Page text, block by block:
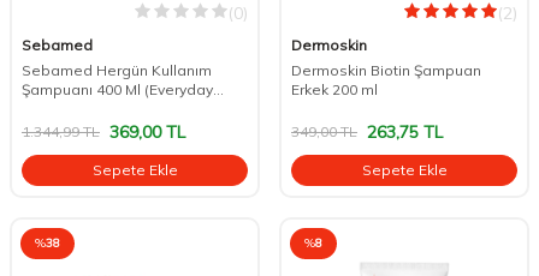
(0)
Sebamed
Sebamed Hergün Kullanım
Şampuanı 400 Ml (Everyday
1.344,99TL 369,00TL
Sepete Ekle
(2)
Dermoskin
Dermoskin Biotin Şampuan
Erkek 200 ml
349,00TL 263,75 TL
Sepete Ekle
%38 %8